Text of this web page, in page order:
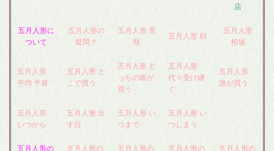
店
五月人形に
ついて
五月人形の
疑問？
五月人形 意
味
五月人形 顔
五月人形
相場
五月人形
平均 予算
五月人形 ど
こで買う
五月人形 ど
っちの親が
買う
五月人形
代々受け継
ぐ
五月人形
誰が買う
五月人形
いつから
五月人形 出
す日
五月人形 い
つまで
五月人形 い
つしまう
五月人形の
五月人形の
五月人形の
五月人形の
五月人形の